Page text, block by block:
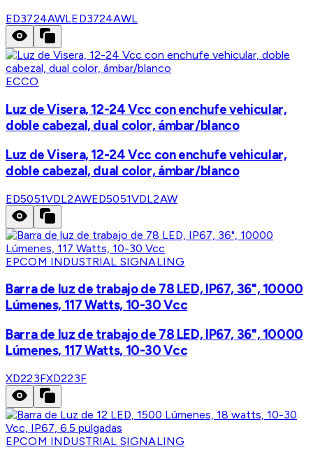
ED3724AWLED3724AWL
ECCO
Luz de Visera, 12-24 Vcc con enchufe vehicular,
doble cabezal, dual color, ámbar/blanco
Luz de Visera, 12-24 Vcc con enchufe vehicular,
doble cabezal, dual color, ámbar/blanco
ED5051VDL2AWED5051VDL2AW
EPCOM INDUSTRIAL SIGNALING
Barra de luz de trabajo de 78 LED, IP67, 36", 10000
Lúmenes, 117 Watts, 10-30 Vcc
Barra de luz de trabajo de 78 LED, IP67, 36", 10000
Lúmenes, 117 Watts, 10-30 Vcc
XD223FXD223F
EPCOM INDUSTRIAL SIGNALING